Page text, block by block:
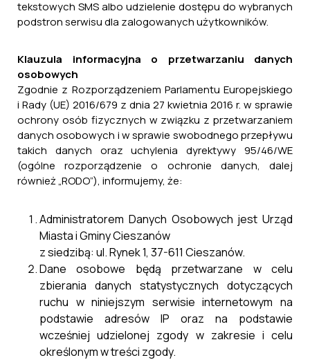
tekstowych SMS albo udzielenie dostępu do wybranych
podstron serwisu dla zalogowanych użytkowników.
Klauzula informacyjna o przetwarzaniu danych
osobowych
Zgodnie z Rozporządzeniem Parlamentu Europejskiego
i Rady (UE) 2016/679 z dnia 27 kwietnia 2016 r. w sprawie
ochrony osób fizycznych w związku z przetwarzaniem
danych osobowych i w sprawie swobodnego przepływu
takich danych oraz uchylenia dyrektywy 95/46/WE
(ogólne rozporządzenie o ochronie danych, dalej
również „RODO”), informujemy, że:
Administratorem Danych Osobowych jest Urząd
Miasta i Gminy Cieszanów
z siedzibą: ul. Rynek 1, 37-611 Cieszanów.
Dane osobowe będą przetwarzane w celu
zbierania danych statystycznych dotyczących
ruchu w niniejszym serwisie internetowym na
podstawie adresów IP oraz na podstawie
wcześniej udzielonej zgody w zakresie i celu
określonym w treści zgody.